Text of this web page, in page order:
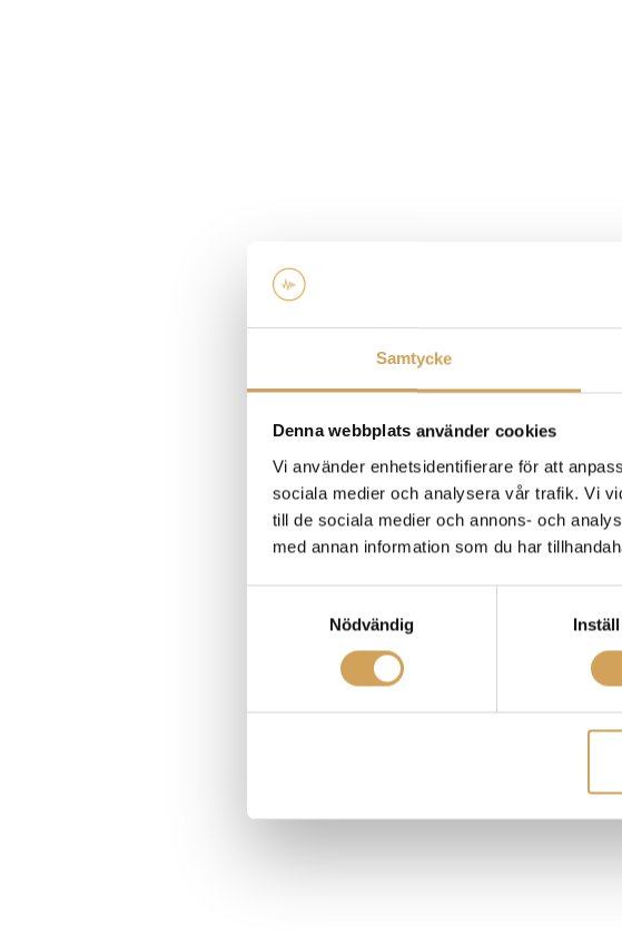
Samtycke
Denna webbplats använder cookies
Vi använder enhetsidentifierare för att
sociala medier och analysera vår trafik. Vi
till de sociala medier och annons- och
med annan information som du har
Nödvändig